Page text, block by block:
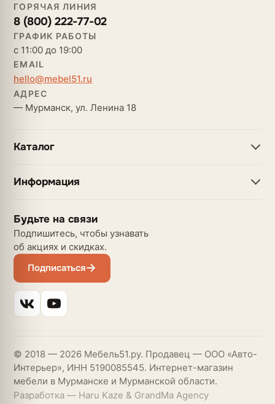
ГОРЯЧАЯ ЛИНИЯ
8 (800) 222-77-02
ГРАФИК РАБОТЫ
с 11:00 до 19:00
EMAIL
hello@mebel51.ru
АДРЕС
— Мурманск, ул. Ленина 18
Каталог
Информация
Будьте на связи
Подпишитесь, чтобы узнавать
об акциях и скидках.
Подписаться
© 2018 — 2026 Мебель51.ру. Продавец — ООО «Авто-
Интерьер», ИНН 5190085545. Интернет-магазин
мебели в Мурманске и Мурманской области.
Разработка — Haru Kaze & GrandMa Agency